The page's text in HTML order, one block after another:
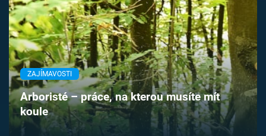
Pořady
TV Program
Časopis
Sledujte prima+
Přihlášení
ZAJÍMAVOSTI
Arboristé – práce, na kterou musíte mít
koule